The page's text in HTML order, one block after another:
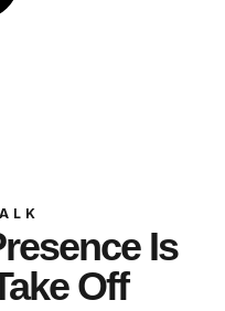
Is
Off